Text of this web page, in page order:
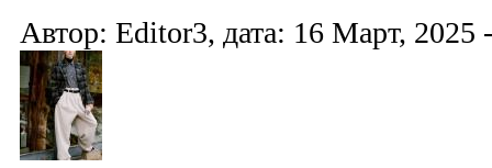
Автор: Editor3, дата: 16 Март, 2025